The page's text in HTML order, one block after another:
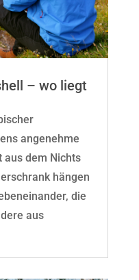
– wo liegt
angenehme
aus dem Nichts
hängen
die
aus